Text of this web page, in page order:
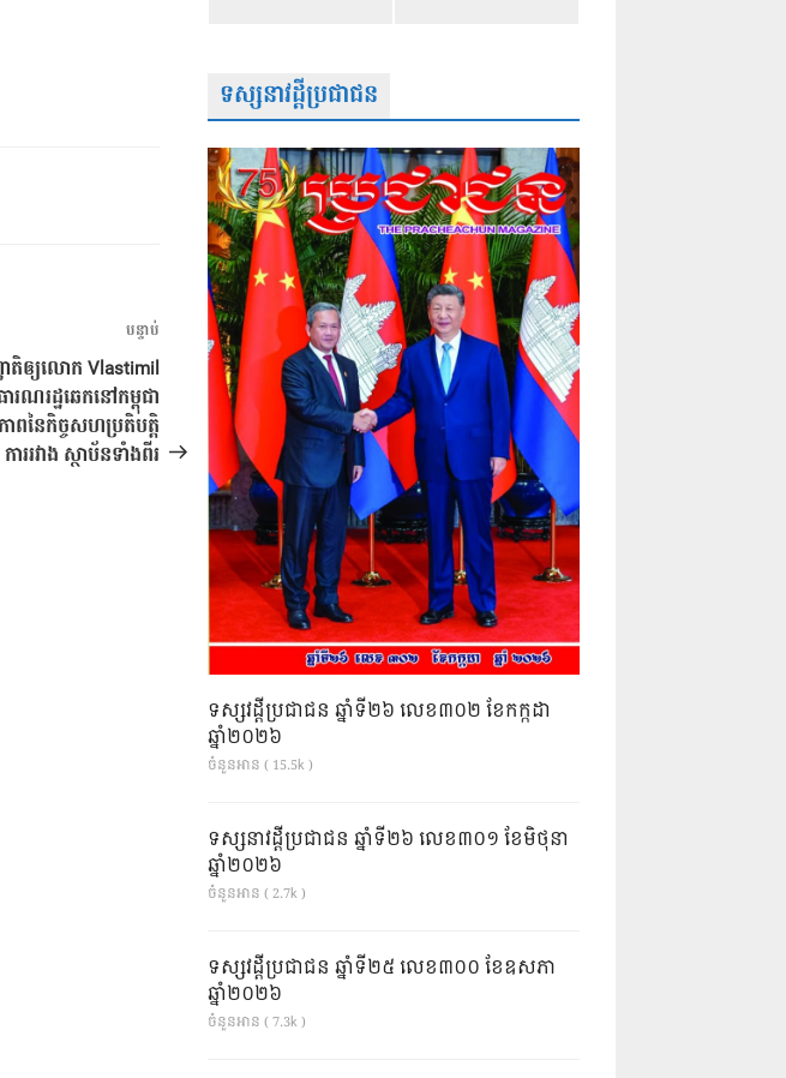
អត្ថបទ
បន្ទាប់
បន្ទាប់
ាតិឲ្យលោក Vlastimil
រណរដ្ឋឆេកនៅកម្ពុជា
ពនៃកិច្ចសហប្រតិបត្តិ
ការរវាង ស្ថាប័នទាំងពីរ
ទស្សនាវដ្តីប្រជាជន
ទស្សវដ្តីប្រជាជន ឆ្នាំទី២៦ លេខ៣០២ ខែកក្កដា
ឆ្នាំ២០២៦
ចំនួនអាន ( 15.5k )
ទស្សនាវដ្ដីប្រជាជន ឆ្នាំទី២៦ លេខ៣០១ ខែមិថុនា
ឆ្នាំ២០២៦
ចំនួនអាន ( 2.7k )
ទស្សវដ្តីប្រជាជន ឆ្នាំទី២៥ លេខ៣០០ ខែឧសភា
ឆ្នាំ២០២៦
ចំនួនអាន ( 7.3k )